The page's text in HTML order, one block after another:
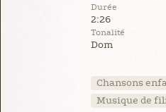
Durée
2:26
Tonalité
Dom
Chansons
Musique de